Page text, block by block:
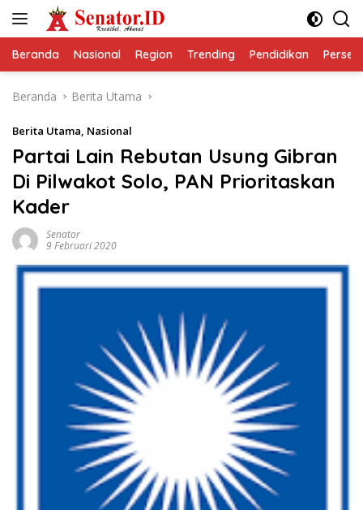
Beranda Nasional Region Trending Pendidikan
Beranda Berita Utama
Berita Utama, Nasional
Partai Lain Rebutan Usung Gibran
Di Pilwakot Solo, PAN Prioritaskan
Kader
Senator
9 Februari 2020